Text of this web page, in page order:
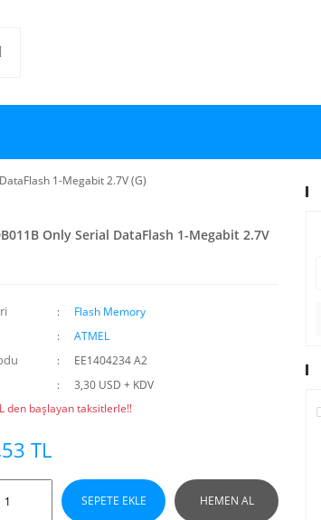
1-Megabit 2.7V (G)
Only Serial DataFlash 1-Megabit 2.7V
Flash Memory
ATMEL
EE1404234 A2
3,30 USD + KDV
den başlayan taksitlerle!!
TL
SEPETE EKLE HEMEN AL